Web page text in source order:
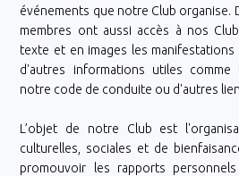
événements que notre Club organise.
membres ont aussi accès à nos
texte et en images les
d'autres informations utiles comme
notre code de conduite ou d'autres
L’objet de notre Club est
culturelles, sociales et de
promouvoir les rapports